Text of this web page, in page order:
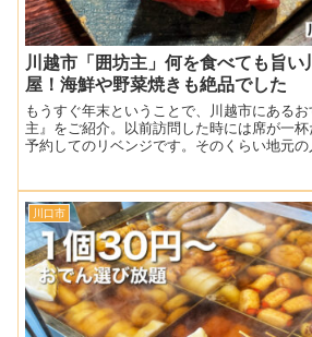
川越市「囲坊主」何を食べても旨い
屋！海鮮や野菜焼きも絶品でした
もうすぐ年末ということで、川越市にある
主』をご紹介。以前訪問した時には席が一
予約してのリベンジです。そのくらい地元
川口市